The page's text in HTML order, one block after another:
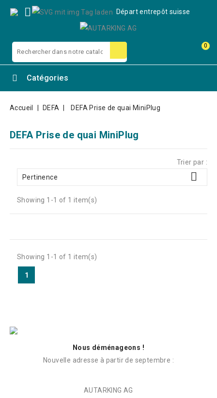
Départ entrepôt suisse
0

Catégories
Accueil DEFA DEFA Prise de quai MiniPlug
Nous déménageons !
Nouvelle adresse à partir de septembre :
AUTARKING AG
DEFA Prise de quai MiniPlug
Trier par :
Pertinence

Showing 1-1 of 1 item(s)
Showing 1-1 of 1 item(s)
1